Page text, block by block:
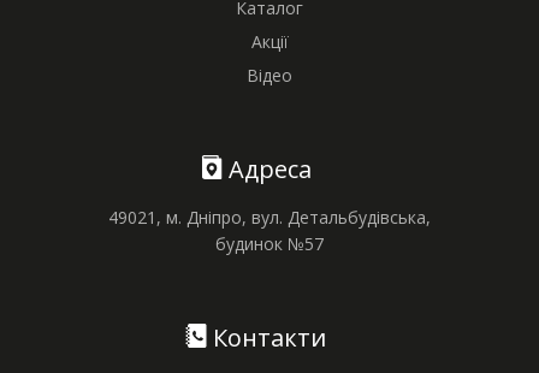
Каталог
Акції
Відео
Адреса
49021, м. Дніпро, вул. Детальбудівська,
будинок №57
Контакти